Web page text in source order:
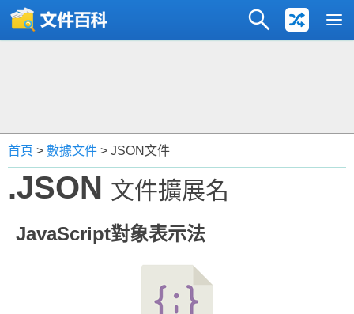
首頁 > 數據文件 > JSON文件
.JSON 文件擴展名
JavaScript對象表示法